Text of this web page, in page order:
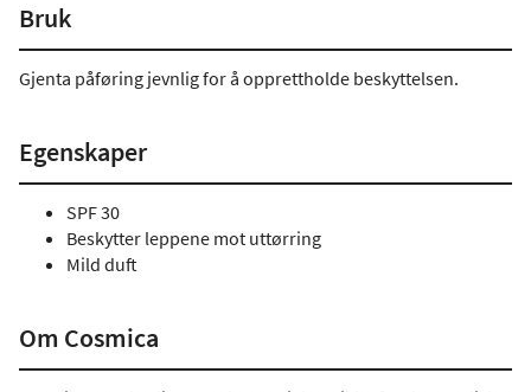
Bruk
Gjenta påføring jevnlig for å opprettholde beskyttelsen.
Egenskaper
SPF 30
Beskytter leppene mot uttørring
Mild duft
Om Cosmica